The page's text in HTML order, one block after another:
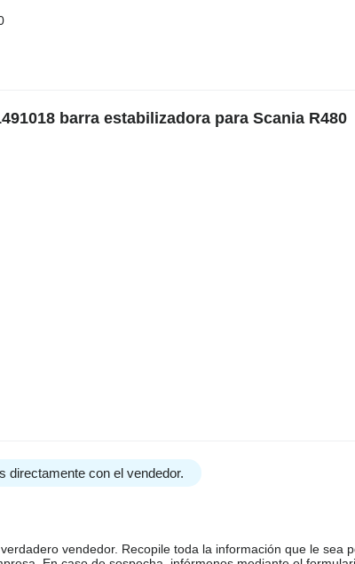
barra estabilizadora para Scania R480
directamente con el vendedor.
vendedor. Recopile toda la información que le sea